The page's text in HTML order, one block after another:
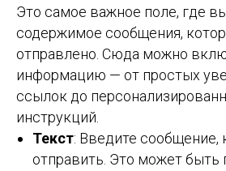
Это самое важное поле, где
содержимое сообщения,
отправлено. Сюда можно
информацию — от простых
ссылок до
инструкций.
Текст: Введите сообщение,
отправить. Это может быть